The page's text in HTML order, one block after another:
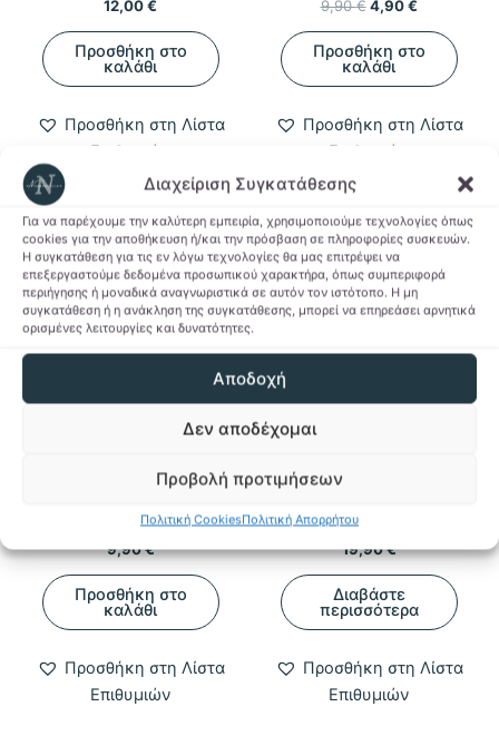
Διαχείριση Συγκατάθεσης
Για να παρέχουμε την καλύτερη εμπειρία, χρησιμοποιούμε τεχνολογίες όπως
cookies για την αποθήκευση ή/και την πρόσβαση σε πληροφορίες συσκευών.
Η συγκατάθεση για τις εν λόγω τεχνολογίες θα μας επιτρέψει να
επεξεργαστούμε δεδομένα προσωπικού χαρακτήρα, όπως συμπεριφορά
περιήγησης ή μοναδικά αναγνωριστικά σε αυτόν τον ιστότοπο. Η μη
συγκατάθεση ή η ανάκληση της συγκατάθεσης, μπορεί να επηρεάσει αρνητικά
ορισμένες λειτουργίες και δυνατότητες.
Αποδοχή
Δεν αποδέχομαι
Προβολή προτιμήσεων
Πολιτική CookiesΠολιτική Απορρήτου
12,00€
Προσθήκη στο
καλάθι
Προσθήκη στη Λίστα
Επιθυμιών
9,90€ Original
was:
9,90 €.
4,90€Η
τιμή
είναι:
4,90 €.
Προσθήκη στο
καλάθι
Προσθήκη στη Λίστα
Επιθυμιών
Βιβλίο Το Κουίντιτς
ανά τους αιώνες
9,90€
Προσθήκη στο
καλάθι
Προσθήκη στη Λίστα
Επιθυμιών
ΕΚΤΌΣ ΑΠΟΘΈΜΑΤΟΣ
Επιτραπέζιο Cluedo
Harry Potter
19,90€
Διαβάστε
περισσότερα
Προσθήκη στη Λίστα
Επιθυμιών